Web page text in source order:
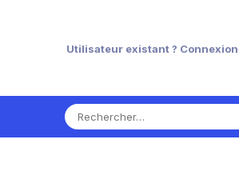
Utilisateur existant ? Connexion